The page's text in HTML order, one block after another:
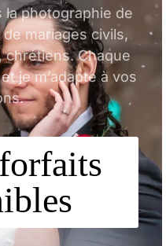
la photographie de
de mariages civils,
chrétiens. Chaque
je m’adapte à vos